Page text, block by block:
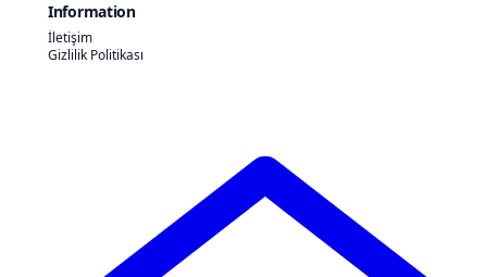
Information
İletişim
Gizlilik Politikası